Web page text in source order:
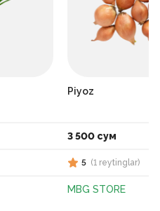
Piyoz
3 500 сум
5 (1 reytinglar)
MBG STORE